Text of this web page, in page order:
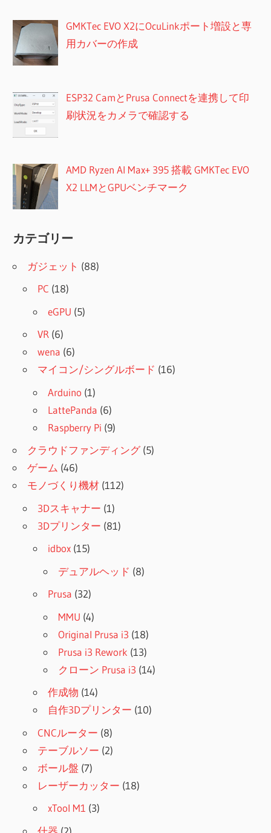
GMKTec EVO X2にOcuLinkポート増設と専
用カバーの作成
ESP32 CamとPrusa Connectを連携して印
刷状況をカメラで確認する
AMD Ryzen AI Max+ 395 搭載 GMKTec EVO
X2 LLMとGPUベンチマーク
カテゴリー
ガジェット (88)
PC (18)
eGPU (5)
VR (6)
wena (6)
マイコン/シングルボード (16)
Arduino (1)
LattePanda (6)
Raspberry Pi (9)
クラウドファンディング(5)
ゲーム (46)
モノづくり機材 (112)
3Dスキャナー (1)
3Dプリンター (81)
idbox (15)
デュアルヘッド (8)
Prusa (32)
MMU (4)
Original Prusa i3 (18)
Prusa i3 Rework (13)
クローン Prusa i3 (14)
作成物 (14)
自作3Dプリンター (10)
CNCルーター (8)
テーブルソー (2)
ボール盤 (7)
レーザーカッター (18)
xTool M1 (3)